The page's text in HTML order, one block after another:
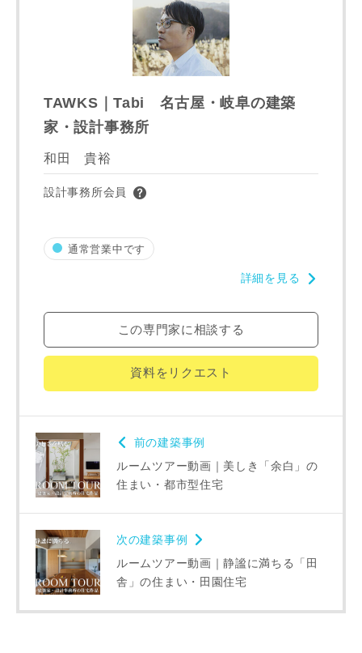
TAWKS｜Tabi 名古屋・岐阜の建築
家・設計事務所
和田 貴裕
設計事務所会員
通常営業中です
詳細を見る
この専門家に相談する
資料をリクエスト
前の建築事例
ルームツアー動画｜美しき「余白」の
住まい・都市型住宅
次の建築事例
ルームツアー動画｜静謐に満ちる「田
舎」の住まい・田園住宅
同居する家族構成
資料請求にあたっての注意事項
当社は，当社の プライバシーポリシー
た専門家へ提供すること、または当社サービスのご案内のた
めに利用します。
当社は、本サービス又は利用契約に関し，お客様に発生した
律上の請求原因の如何を問わず賠償の責任を負わないものと
当社は、お客様が本サービスを利用することにより第三者と
の間で生じた紛争等について一切責任を負わないものとしま
入力内容を送信する
キャンセル